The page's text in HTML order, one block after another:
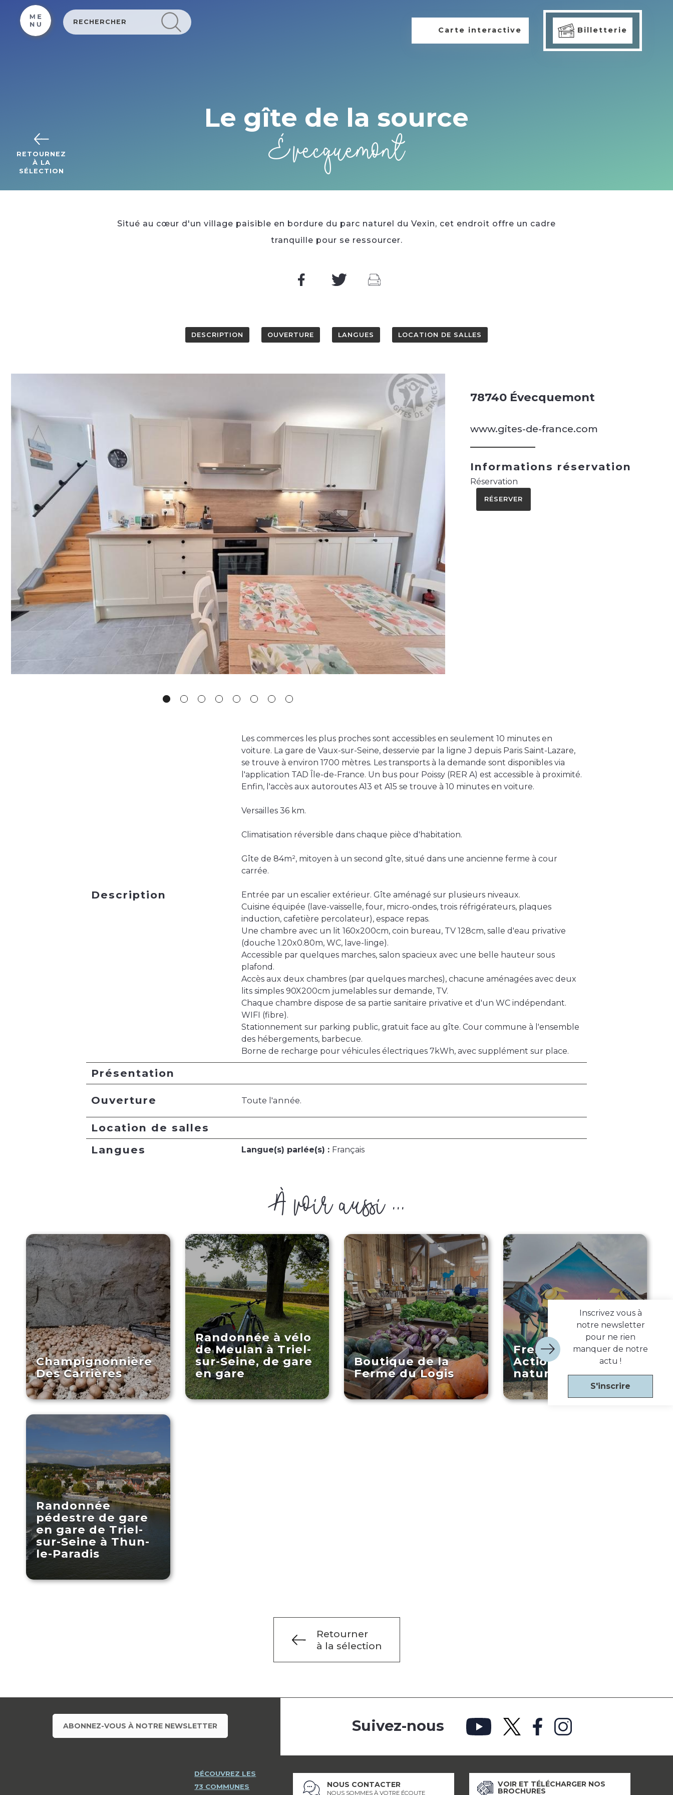
Carte interactive Billetterie
RETOURNEZ
À LA
SÉLECTION
Le gîte de la source
Évecquemont
Situé au cœur d'un village paisible en bordure du parc naturel du Vexin, cet endroit offre un cadre
tranquille pour se ressourcer.
DESCRIPTION OUVERTURE LANGUES LOCATION DE SALLES
78740 Évecquemont
www.gites-de-france.com
Informations réservation
Réservation
RÉSERVER
Description
Les commerces les plus proches sont accessibles en seulement 10 minutes en
voiture. La gare de Vaux-sur-Seine, desservie par la ligne J depuis Paris Saint-Lazare,
se trouve à environ 1700 mètres. Les transports à la demande sont disponibles via
l'application TAD Île-de-France. Un bus pour Poissy (RER A) est accessible à proximité.
Enfin, l'accès aux autoroutes A13 et A15 se trouve à 10 minutes en voiture.
Versailles 36 km.
Climatisation réversible dans chaque pièce d'habitation.
Gîte de 84m², mitoyen à un second gîte, situé dans une ancienne ferme à cour
carrée.
Entrée par un escalier extérieur. Gîte aménagé sur plusieurs niveaux.
Cuisine équipée (lave-vaisselle, four, micro-ondes, trois réfrigérateurs, plaques
induction, cafetière percolateur), espace repas.
Une chambre avec un lit 160x200cm, coin bureau, TV 128cm, salle d'eau privative
(douche 1.20x0.80m, WC, lave-linge).
Accessible par quelques marches, salon spacieux avec une belle hauteur sous
plafond.
Accès aux deux chambres (par quelques marches), chacune aménagées avec deux
lits simples 90X200cm jumelables sur demande, TV.
Chaque chambre dispose de sa partie sanitaire privative et d'un WC indépendant.
WIFI (fibre).
Stationnement sur parking public, gratuit face au gîte. Cour commune à l'ensemble
des hébergements, barbecue.
Borne de recharge pour véhicules électriques 7kWh, avec supplément sur place.
Présentation
Ouverture Toute l'année.
Location de salles
Langues
Langue(s) parlée(s) : Français
À voir aussi ...
Champignonnière
Des Carrières
Randonnée à vélo
de Meulan à Triel-
sur-Seine, de gare
en gare
Boutique de la
Ferme du Logis
Fresque murale :
Action grandeur
nature
Randonnée
pédestre de gare
en gare de Triel-
sur-Seine à Thun-
le-Paradis
Retourner
à la sélection
Inscrivez vous à
notre newsletter
pour ne rien
manquer de notre
actu !
S'inscrire
ABONNEZ-VOUS À NOTRE NEWSLETTER
DÉCOUVREZ LES
73 COMMUNES
Suivez-nous
NOUS CONTACTER
NOUS SOMMES À VOTRE ÉCOUTE
VOIR ET TÉLÉCHARGER NOS
BROCHURES
Cookies management panel